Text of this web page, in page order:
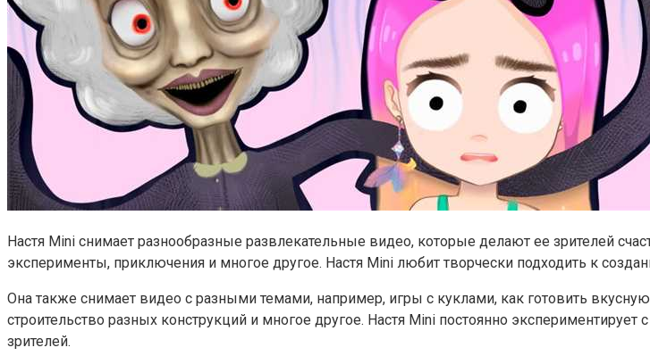
Настя Mini снимает разнообразные развлекательные видео, которые делают ее зрителей
эксперименты, приключения и многое другое. Настя Mini любит творчески подходить к
Она также снимает видео с разными темами, например, игры с куклами, как готовить
строительство разных конструкций и многое другое. Настя Mini постоянно
зрителей.